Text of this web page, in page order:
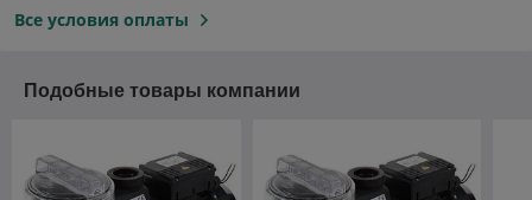
Все условия оплаты
Подобные товары компании